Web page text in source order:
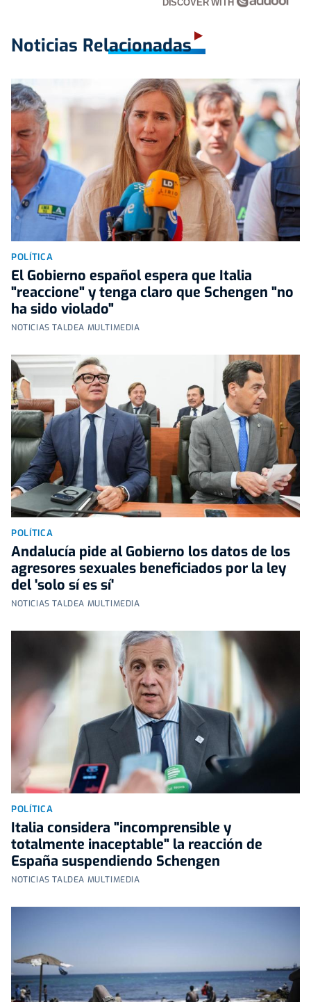
DISCOVER WITH
Noticias Relacionadas
POLÍTICA
El Gobierno español espera que Italia
"reaccione" y tenga claro que Schengen "no
ha sido violado"
NOTICIAS TALDEA MULTIMEDIA
POLÍTICA
Andalucía pide al Gobierno los datos de los
agresores sexuales beneficiados por la ley
del 'solo sí es sí'
NOTICIAS TALDEA MULTIMEDIA
POLÍTICA
Italia considera "incomprensible y
totalmente inaceptable" la reacción de
España suspendiendo Schengen
NOTICIAS TALDEA MULTIMEDIA